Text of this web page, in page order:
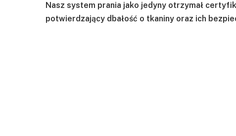
Nasz system prania jako jedyny otrzymał
potwierdzający dbałość o tkaniny oraz ich